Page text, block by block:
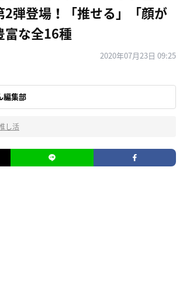
2弾登場！「推せる」「顔が
富な全16種
2020年07月23日 09:25
編集部
し活